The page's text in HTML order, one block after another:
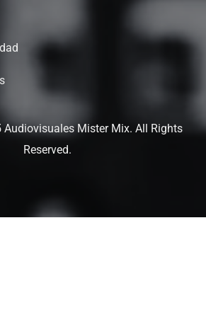
Mister Mix. All Rights
Reserved.